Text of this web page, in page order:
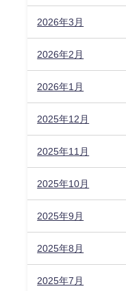
2026年3月
2026年2月
2026年1月
2025年12月
2025年11月
2025年10月
2025年9月
2025年8月
2025年7月